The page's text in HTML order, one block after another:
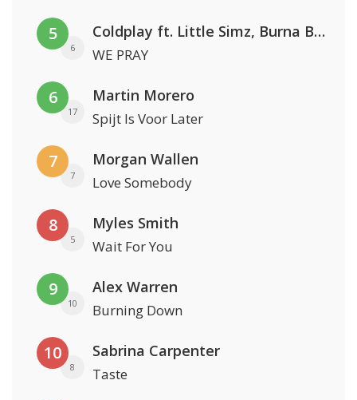
5
6
Coldplay ft. Little Simz, Burna Boy, Elyanna & Tini
WE PRAY
6
17
Martin Morero
Spijt Is Voor Later
7
7
Morgan Wallen
Love Somebody
8
5
Myles Smith
Wait For You
9
10
Alex Warren
Burning Down
10
8
Sabrina Carpenter
Taste